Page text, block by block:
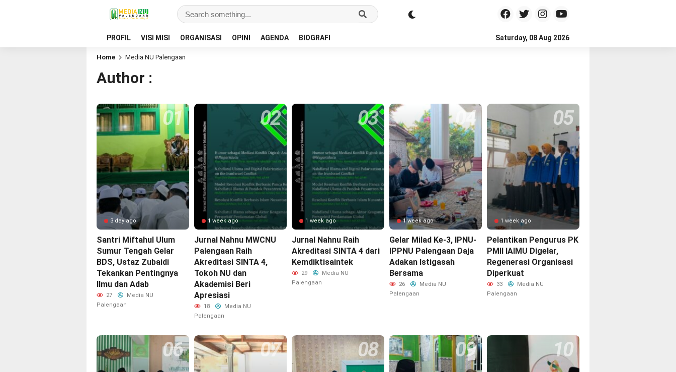
PROFIL VISI MISI ORGANISASI OPINI AGENDA BIOGRAFI Saturday, 08 Aug 2026
Home Media NU Palengaan
Author :
3 day ago
Santri Miftahul Ulum
Sumur Tengah Gelar
BDS, Ustaz Zubaidi
Tekankan Pentingnya
Ilmu dan Adab
27
Media NU
Palengaan
1 week ago
Jurnal Nahnu MWCNU
Palengaan Raih
Akreditasi SINTA 4,
Tokoh NU dan
Akademisi Beri
Apresiasi
18
Media NU
Palengaan
1 week ago
Jurnal Nahnu Raih
Akreditasi SINTA 4 dari
Kemdiktisaintek
29
Media NU
Palengaan
1 week ago
‎Gelar Milad Ke-3, IPNU-
IPPNU Palengaan Daja
Adakan Istigasah
Bersama
26
Media NU
Palengaan
1 week ago
Pelantikan Pengurus PK
PMII IAIMU Digelar,
Regenerasi Organisasi
Diperkuat
33
Media NU
Palengaan